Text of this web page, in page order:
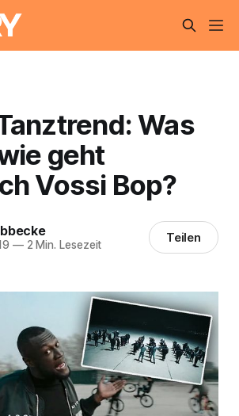
Was
geht
Vossi Bop?
—2 Min. Lesezeit Teilen